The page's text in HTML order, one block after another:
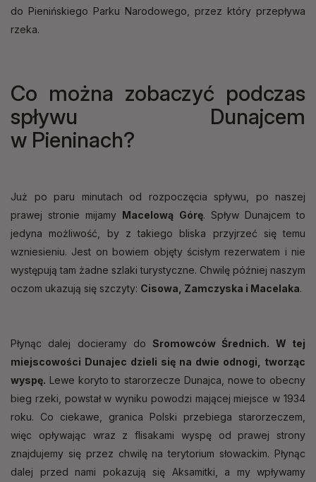
do Pienińskiego Parku Narodowego, przez który przepływa
rzeka.
Co można zobaczyć podczas
spływu Dunajcem
w Pieninach?
Już po paru minutach od rozpoczęcia spływu, po naszej
prawej stronie mijamy Macelową Górę. Spływ Dunajcem to
jedyna możliwość, by z takiego bliska przyjrzeć się temu
wzniesieniu. Jest on bowiem objęty ścisłym rezerwatem i nie
występują tam żadne szlaki turystyczne. Chwilę później naszym
oczom ukazują się szczyty: Cisowa, Zamczyska i Macelaka.
Płynąc dalej docieramy doSromowców Średnich. W tej
miejscowości Dunajec dzieli się na dwie odnogi, tworząc
wyspę. Lewe koryto to starorzecze Dunajca, nowe to obecny
bieg rzeki, powstał w wyniku powodzi mającej miejsce w 1934
roku. Co ciekawe, granica Polski przebiega starorzeczem,
więc opływając wraz z flisakami wyspę od prawej strony
znajdujemy się przez chwilę na terytorium słowackim. Płynąc
dalej przed nami pokazują się Aksamitki, a my wpływamy